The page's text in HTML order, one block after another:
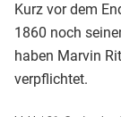
Kurz vor dem
1860 noch
haben Marvin
verpflichtet.